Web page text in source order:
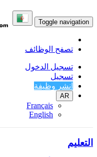
Toggle navigation
تصفح الوظائف
تسجيل الدخول
تسجيل
انشر وظيفة
AR
Français
English
خريطة الموقع
مدير المبيعات، التسويق
مبيعات التقنية
الخدمات العامة
التعليم